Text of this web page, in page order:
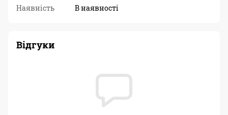
Наявність
В наявності
Відгуки